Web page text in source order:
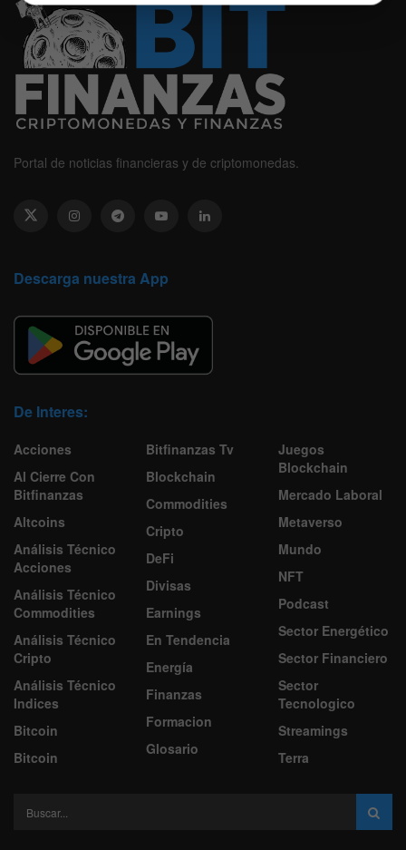
Portal de noticias financieras y de criptomonedas.
Descarga nuestra App
De Interes:
Acciones
Al Cierre Con
Bitfinanzas
Altcoins
Análisis Técnico
Acciones
Análisis Técnico
Commodities
Análisis Técnico
Cripto
Análisis Técnico
Indices
Bitcoin
Bitcoin
Bitfinanzas Tv
Blockchain
Commodities
Cripto
DeFi
Divisas
Earnings
En Tendencia
Energía
Finanzas
Formacion
Glosario
Juegos
Blockchain
Mercado Laboral
Metaverso
Mundo
NFT
Podcast
Sector Energético
Sector Financiero
Sector
Tecnologico
Streamings
Terra